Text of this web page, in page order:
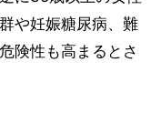
や妊娠糖尿病、難
険性も高まるとさ